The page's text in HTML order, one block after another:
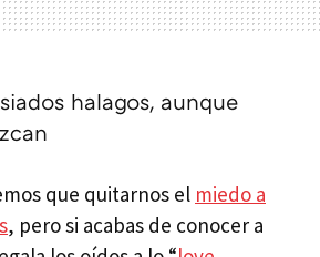
halagos, aunque
que quitarnos el miedo a
, pero si acabas de conocer a